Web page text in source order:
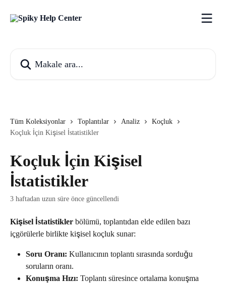
Tüm Koleksiyonlar Toplantılar Analiz
Koçluk
Koçluk İçin Kişisel İstatistikler
Koçluk İçin Kişisel
İstatistikler
3 haftadan uzun süre önce güncellendi
Kişisel İstatistikler bölümü, toplantıdan elde edilen bazı
içgörülerle birlikte kişisel koçluk sunar:
Soru Oranı: Kullanıcının toplantı sırasında sorduğu
soruların oranı.
Konuşma Hızı: Toplantı süresince ortalama konuşma